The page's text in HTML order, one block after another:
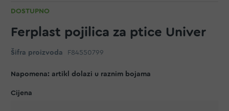
DOSTUPNO
Ferplast pojilica za ptice Univer
Šifra proizvoda F84550799
Napomena: artikl dolazi u raznim bojama